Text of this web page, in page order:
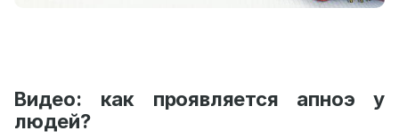
Видео: как проявляется апноэ у
людей?